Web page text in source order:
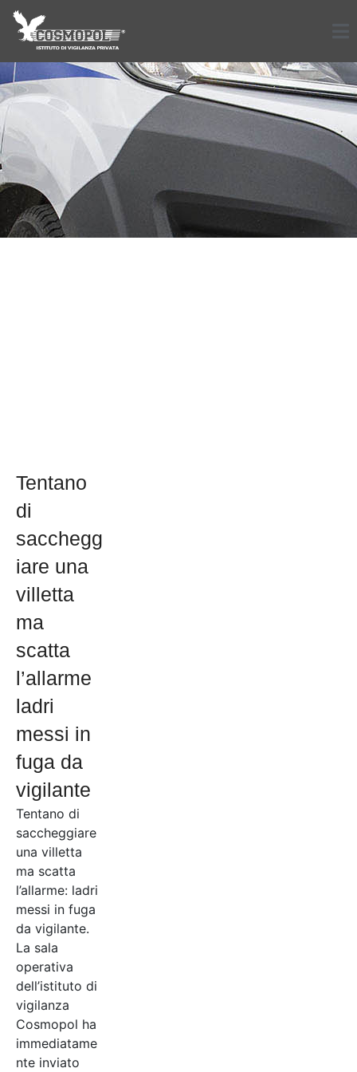
Tentano
di
sacchegg
iare una
villetta
ma
scatta
l’allarme
ladri
messi in
fuga da
vigilante
Tentano di
saccheggiare
una villetta
ma scatta
l’allarme: ladri
messi in fuga
da vigilante.
La sala
operativa
dell’istituto di
vigilanza
Cosmopol ha
immediatame
nte inviato